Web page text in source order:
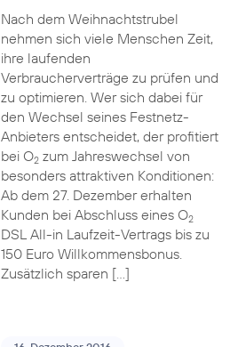
Nach dem Weihnachtstrubel
nehmen sich viele Menschen Zeit,
ihre laufenden
Verbraucherverträge zu prüfen und
zu optimieren. Wer sich dabei für
den Wechsel seines Festnetz-
Anbieters entscheidet, der profitiert
bei O2zum Jahreswechsel von
besonders attraktiven Konditionen:
Ab dem 27. Dezember erhalten
Kunden bei Abschluss eines O2
DSL All-in Laufzeit-Vertrags bis zu
150 Euro Willkommensbonus.
Zusätzlich sparen […]